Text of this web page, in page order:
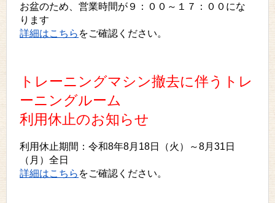
お盆のため、営業時間が９：００～１７：００にな
ります
詳細はこちら をご確認ください。
トレーニングマシン撤去に伴うトレ
ーニングルーム
利用休止のお知らせ
利用休止期間：令和8年8月18日（火）～8月31日
（月）全日
詳細はこちら をご確認ください。